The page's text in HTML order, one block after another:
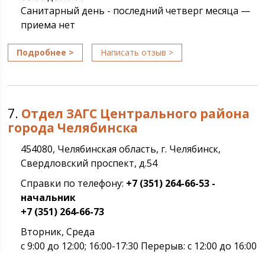
Санитарный день - последний четверг месяца —
приема нет
Подробнее > Написать отзыв >
7. Отдел ЗАГС Центрального района
города Челябинска
454080, Челябинская область, г. Челябинск,
Свердловский проспект, д.54
Справки по телефону: +7 (351) 264-66-53 -
начальник
+7 (351) 264-66-73
Вторник, Среда
с 9:00 до 12:00; 16:00-17:30 Перерыв: с 12:00 до 16:00